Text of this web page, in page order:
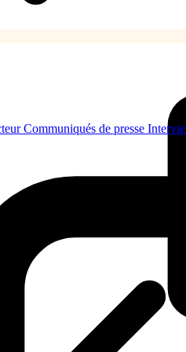
Communiqués de presse